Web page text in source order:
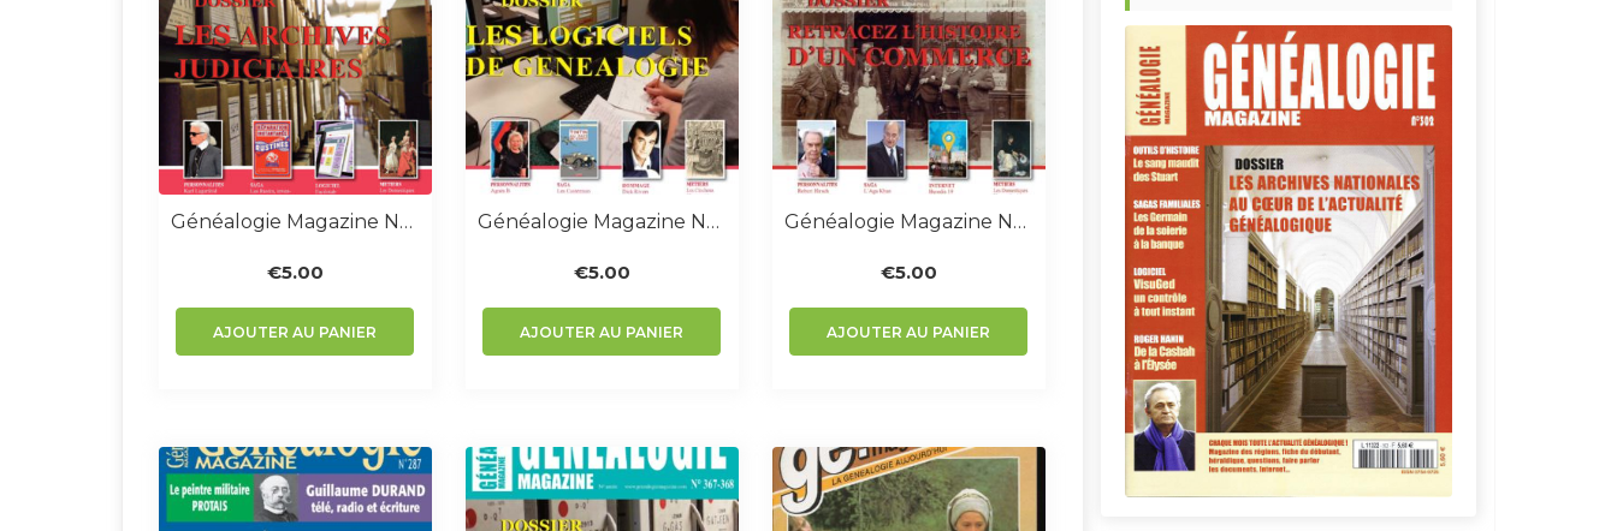
Généalogie Magazine N° 375-376
€5.00
AJOUTER AU PANIER
Généalogie Magazine N° 377-378
€5.00
AJOUTER AU PANIER
Généalogie Magazine N° 370-371
€5.00
AJOUTER AU PANIER